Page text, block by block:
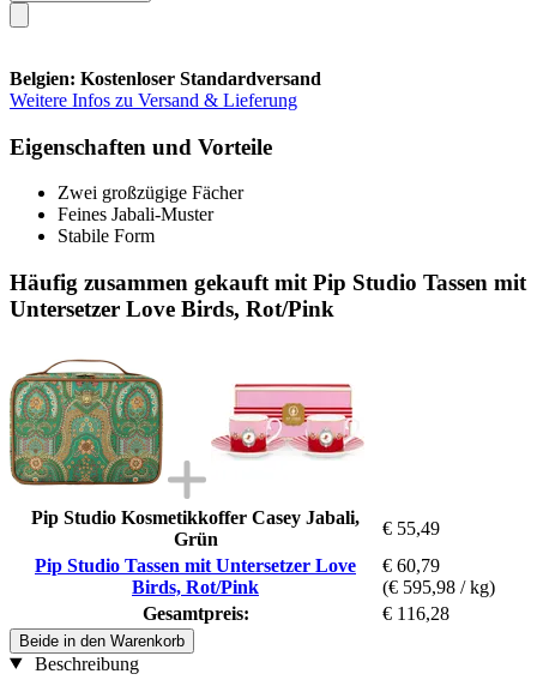
Belgien: Kostenloser Standardversand
Weitere Infos zu Versand & Lieferung
Eigenschaften und Vorteile
Zwei großzügige Fächer
Feines Jabali-Muster
Stabile Form
Häufig zusammen gekauft mit Pip Studio Tassen mit
Untersetzer Love Birds, Rot/Pink
Pip Studio Kosmetikkoffer Casey Jabali,
Grün
€ 55,49
Pip Studio Tassen mit Untersetzer Love
Birds, Rot/Pink
€ 60,79
(€ 595,98 / kg)
Gesamtpreis:
€ 116,28
Beide in den Warenkorb
Beschreibung